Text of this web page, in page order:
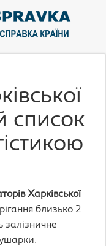
список
Харківської
близько 2
залізничне